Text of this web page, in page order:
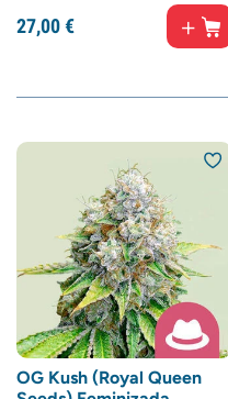
27,00€
OG Kush (Royal Queen